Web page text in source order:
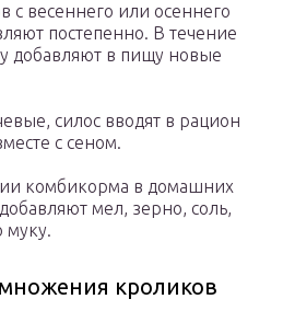
с весеннего или осеннего
постепенно. В течение
добавляют в пищу новые
силос вводят в рацион
с сеном.
комбикорма в домашних
мел, зерно, соль,
кроликов